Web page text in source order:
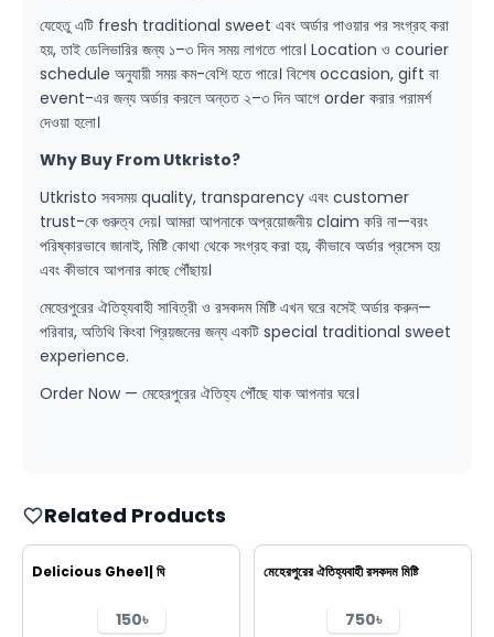
যেহেতু এটি fresh traditional sweet এবং অর্ডার পাওয়ার পর সংগ্রহ করা
হয়, তাই ডেলিভারির জন্য ১–৩ দিন সময় লাগতে পারে। Location ও courier
schedule অনুযায়ী সময় কম-বেশি হতে পারে। বিশেষ occasion, gift বা
event-এর জন্য অর্ডার করলে অন্তত ২–৩ দিন আগে order করার পরামর্শ
দেওয়া হলো।
Why Buy From Utkristo?
Utkristo সবসময় quality, transparency এবং customer
trust-কে গুরুত্ব দেয়। আমরা আপনাকে অপ্রয়োজনীয় claim করি না—বরং
পরিষ্কারভাবে জানাই, মিষ্টি কোথা থেকে সংগ্রহ করা হয়, কীভাবে অর্ডার প্রসেস হয়
এবং কীভাবে আপনার কাছে পৌঁছায়।
মেহেরপুরের ঐতিহ্যবাহী সাবিত্রী ও রসকদম মিষ্টি এখন ঘরে বসেই অর্ডার করুন—
পরিবার, অতিথি কিংবা প্রিয়জনের জন্য একটি special traditional sweet
experience.
Order Now — মেহেরপুরের ঐতিহ্য পৌঁছে যাক আপনার ঘরে।
Related Products
Delicious Ghee1| ঘি
150৳
মেহেরপুরের ঐতিহ্যবাহী রসকদম মিষ্টি
750৳